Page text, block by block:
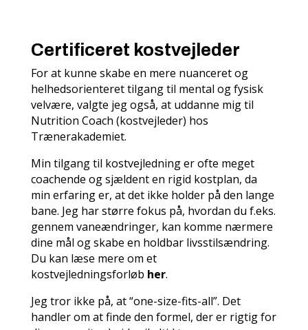
Certificeret kostvejleder
For at kunne skabe en mere nuanceret og
helhedsorienteret tilgang til mental og fysisk
velvære, valgte jeg også, at uddanne mig til
Nutrition Coach (kostvejleder) hos
Trænerakademiet.
Min tilgang til kostvejledning er ofte meget
coachende og sjældent en rigid kostplan, da
min erfaring er, at det ikke holder på den lange
bane. Jeg har større fokus på, hvordan du f.eks.
gennem vaneændringer, kan komme nærmere
dine mål og skabe en holdbar livsstilsændring.
Du kan læse mere om et
kostvejledningsforløb her.
Jeg tror ikke på, at “one-size-fits-all”. Det
handler om at finde den formel, der er rigtig for